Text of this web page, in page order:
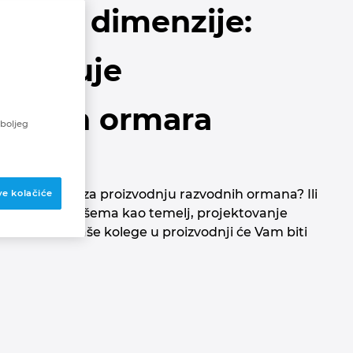
u tri dimenzije:
ormara
orijentaciji za proizvodnju razvodnih ormana? Ili
šema kao temelj, projektovanje
om. Vaše kolege u proizvodnji će Vam biti
kolačiće